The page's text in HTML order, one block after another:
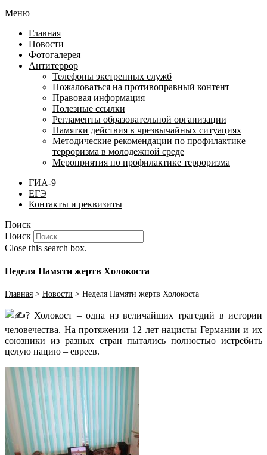
Меню
Главная
Новости
Фотогалерея
Антитеррор
Телефоны экстренных служб
Пожаловаться на противоправный контент
Правовая информация
Полезные ссылки
Регламенты образовательной организации
Памятки действия в чрезвычайных ситуациях
Методические рекомендации по профилактике
терроризма в молодежной среде
Мероприятия по профилактике терроризма
ГИА-9
ЕГЭ
Контакты и реквизиты
Поиск
Поиск
Close this search box.
Неделя Памяти жертв Холокоста
Главная > Новости > Неделя Памяти жертв Холокоста
Холокост – одна из величайших трагедий в истории
человечества. На протяжении 12 лет нацисты Германии и их
союзники из разных стран пытались полностью истребить
целую нацию – евреев.